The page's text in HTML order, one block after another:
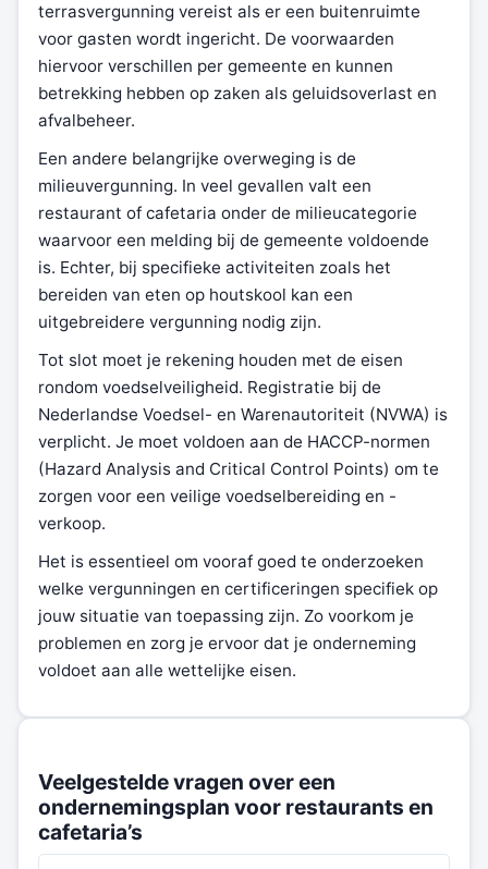
terrasvergunning vereist als er een buitenruimte
voor gasten wordt ingericht. De voorwaarden
hiervoor verschillen per gemeente en kunnen
betrekking hebben op zaken als geluidsoverlast en
afvalbeheer.
Een andere belangrijke overweging is de
milieuvergunning. In veel gevallen valt een
restaurant of cafetaria onder de milieucategorie
waarvoor een melding bij de gemeente voldoende
is. Echter, bij specifieke activiteiten zoals het
bereiden van eten op houtskool kan een
uitgebreidere vergunning nodig zijn.
Tot slot moet je rekening houden met de eisen
rondom voedselveiligheid. Registratie bij de
Nederlandse Voedsel- en Warenautoriteit (NVWA) is
verplicht. Je moet voldoen aan de HACCP-normen
(Hazard Analysis and Critical Control Points) om te
zorgen voor een veilige voedselbereiding en -
verkoop.
Het is essentieel om vooraf goed te onderzoeken
welke vergunningen en certificeringen specifiek op
jouw situatie van toepassing zijn. Zo voorkom je
problemen en zorg je ervoor dat je onderneming
voldoet aan alle wettelijke eisen.
Veelgestelde vragen over een
ondernemingsplan voor restaurants en
cafetaria’s